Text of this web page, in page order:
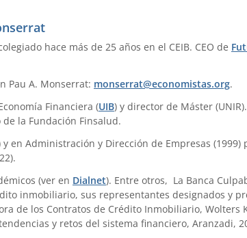
hace más de 25 años en el CEIB. CEO de
Pau A. Monserrat: monserrat@economistas.org.
Financiera (UIB) y director de Máster
la Fundación Finsalud.
y en Administración y Dirección de Empresas
(ver en Dialnet). Entre otros, La Banca
inmobiliario, sus representantes designados y
de los Contratos de Crédito Inmobiliario, Wolters
y retos del sistema financiero, Aranzadi,